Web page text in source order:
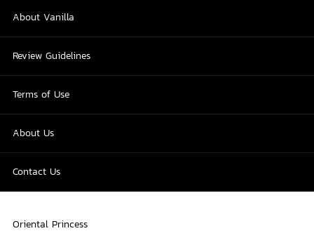
About Vanilla
Review Guidelines
Terms of Use
About Us
Contact Us
Oriental Princess